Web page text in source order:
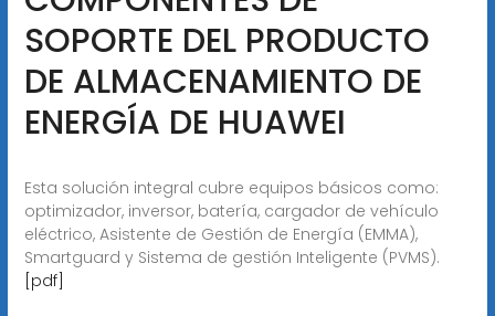
SOPORTE DEL PRODUCTO
DE ALMACENAMIENTO DE
ENERGÍA DE HUAWEI
Esta solución integral cubre equipos básicos como:
optimizador, inversor, batería, cargador de vehículo
eléctrico, Asistente de Gestión de Energía (EMMA),
Smartguard y Sistema de gestión Inteligente (PVMS).
[pdf]